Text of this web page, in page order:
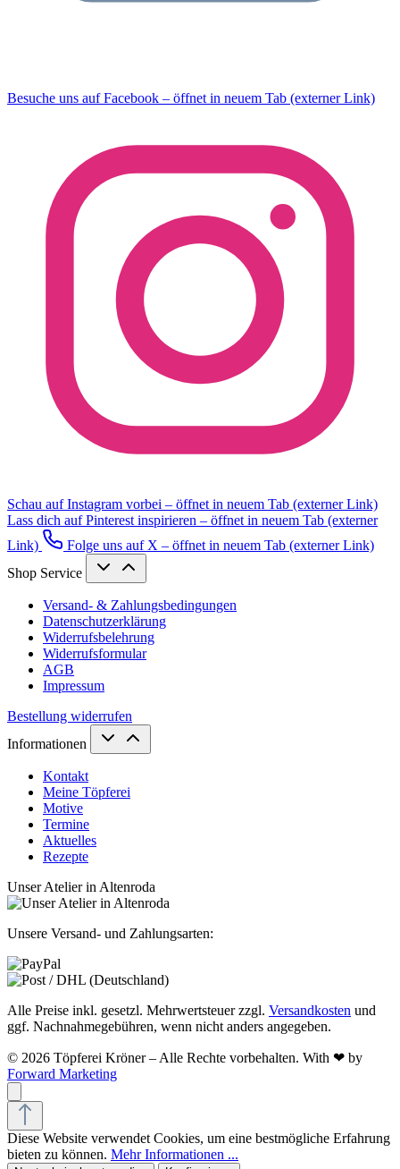
Besuche uns auf Facebook – öffnet in neuem Tab (externer Link)
Schau auf Instagram vorbei – öffnet in neuem Tab (externer Link)
Lass dich auf Pinterest inspirieren – öffnet in neuem Tab (externer
Link)
Folge uns auf X – öffnet in neuem Tab (externer Link)
Shop Service
Versand- & Zahlungsbedingungen
Datenschutzerklärung
Widerrufsbelehrung
Widerrufsformular
AGB
Impressum
Bestellung widerrufen
Informationen
Kontakt
Meine Töpferei
Motive
Termine
Aktuelles
Rezepte
Unser Atelier in Altenroda
Unsere Versand- und Zahlungsarten:
Alle Preise inkl. gesetzl. Mehrwertsteuer zzgl. Versandkosten und
ggf. Nachnahmegebühren, wenn nicht anders angegeben.
© 2026 Töpferei Kröner – Alle Rechte vorbehalten. With ❤ by
Forward Marketing
Diese Website verwendet Cookies, um eine bestmögliche Erfahrung
bieten zu können. Mehr Informationen ...